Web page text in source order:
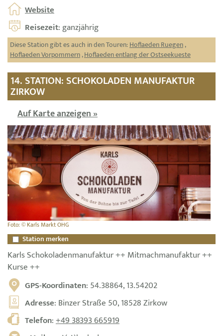
Website
Reisezeit: ganzjährig
Diese Station gibt es auch in den Touren:Hoflaeden Ruegen,
Hoflaeden Vorpommern,Hoflaeden entlang der Ostseekueste
14. STATION: SCHOKOLADEN MANUFAKTUR
ZIRKOW
Auf Karte anzeigen »
Foto: © Karls Markt OHG
Station merken
Karls Schokoladenmanufaktur ++ Mitmachmanufaktur ++
Kurse ++
GPS-Koordinaten: 54.38864, 13.54202
Adresse: Binzer Straße 50, 18528 Zirkow
Telefon:+49 38393 665919